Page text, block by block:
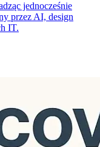
jednocześnie
przez AI, design
IT.